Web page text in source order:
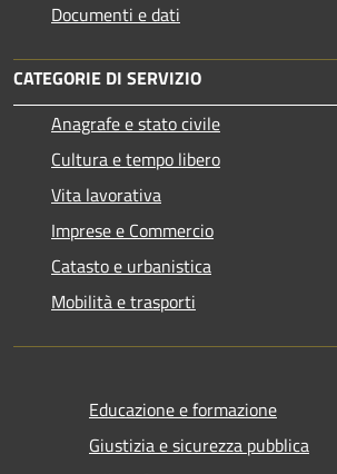
Documenti e dati
CATEGORIE DI SERVIZIO
Anagrafe e stato civile
Cultura e tempo libero
Vita lavorativa
Imprese e Commercio
Catasto e urbanistica
Mobilità e trasporti
Educazione e formazione
Giustizia e sicurezza pubblica